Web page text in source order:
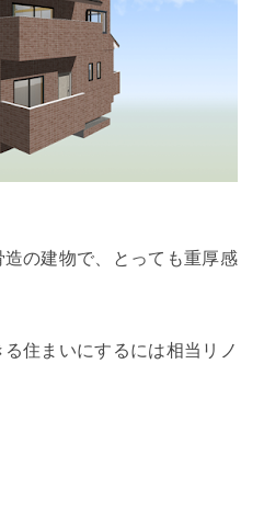
の建物で、とっても重厚感
住まいにするには相当リノ